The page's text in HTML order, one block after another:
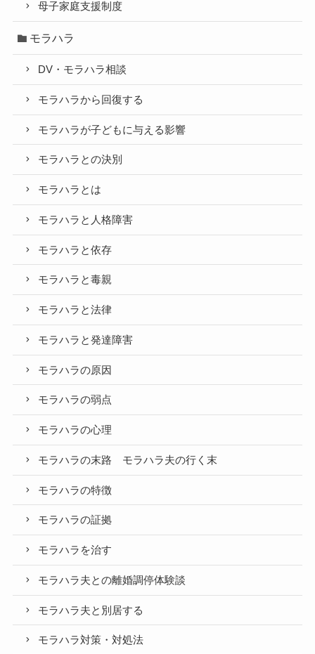
母子家庭支援制度
モラハラ
DV・モラハラ相談
モラハラから回復する
モラハラが子どもに与える影響
モラハラとの決別
モラハラとは
モラハラと人格障害
モラハラと依存
モラハラと毒親
モラハラと法律
モラハラと発達障害
モラハラの原因
モラハラの弱点
モラハラの心理
モラハラの末路 モラハラ夫の行く末
モラハラの特徴
モラハラの証拠
モラハラを治す
モラハラ夫との離婚調停体験談
モラハラ夫と別居する
モラハラ対策・対処法